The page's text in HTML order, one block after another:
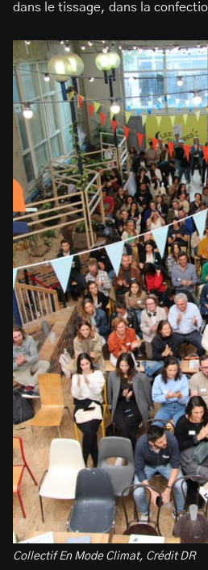
dans le tissage, dans la
Collectif En Mode Climat, Crédit DR